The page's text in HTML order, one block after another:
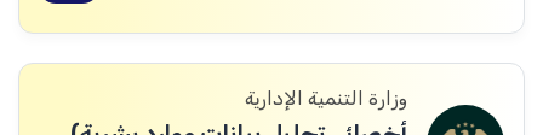
وزارة التنمية الإدارية